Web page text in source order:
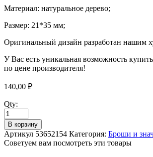
Материал: натуральное дерево;
Размер: 21*35 мм;
Оригинальный дизайн разработан нашим
У Вас есть уникальная возможность
по цене производителя!
140,00 ₽
Qty:
В корзину
Артикул 53652154 Категория: Броши и
Советуем вам посмотреть эти товары